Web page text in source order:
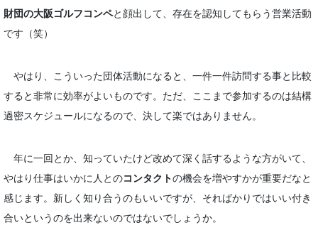
財団の大阪ゴルフコンペと顔出して、存在を認知してもらう営業活動
です（笑）
やはり、こういった団体活動になると、一件一件訪問する事と比較
すると非常に効率がよいものです。ただ、ここまで参加するのは結構
過密スケジュールになるので、決して楽ではありません。
年に一回とか、知っていたけど改めて深く話するような方がいて、
やはり仕事はいかに人とのコンタクトの機会を増やすかが重要だなと
感じます。新しく知り合うのもいいですが、そればかりではいい付き
合いというのを出来ないのではないでしょうか。